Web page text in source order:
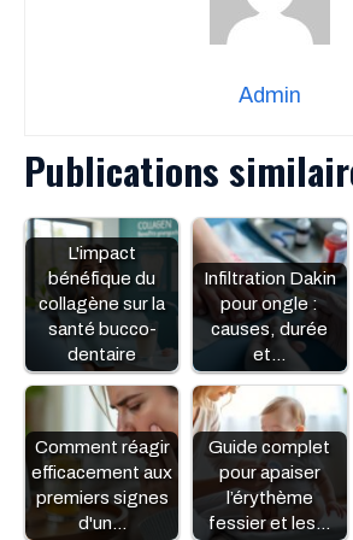
Admin
Publications
L'impact
bénéfique du
collagène sur la
santé bucco-
dentaire
Infiltration Dakin
pour ongle :
causes, durée
et…
Comment réagir
efficacement aux
premiers signes
d'un…
Guide complet
pour apaiser
l’érythème
fessier et les…